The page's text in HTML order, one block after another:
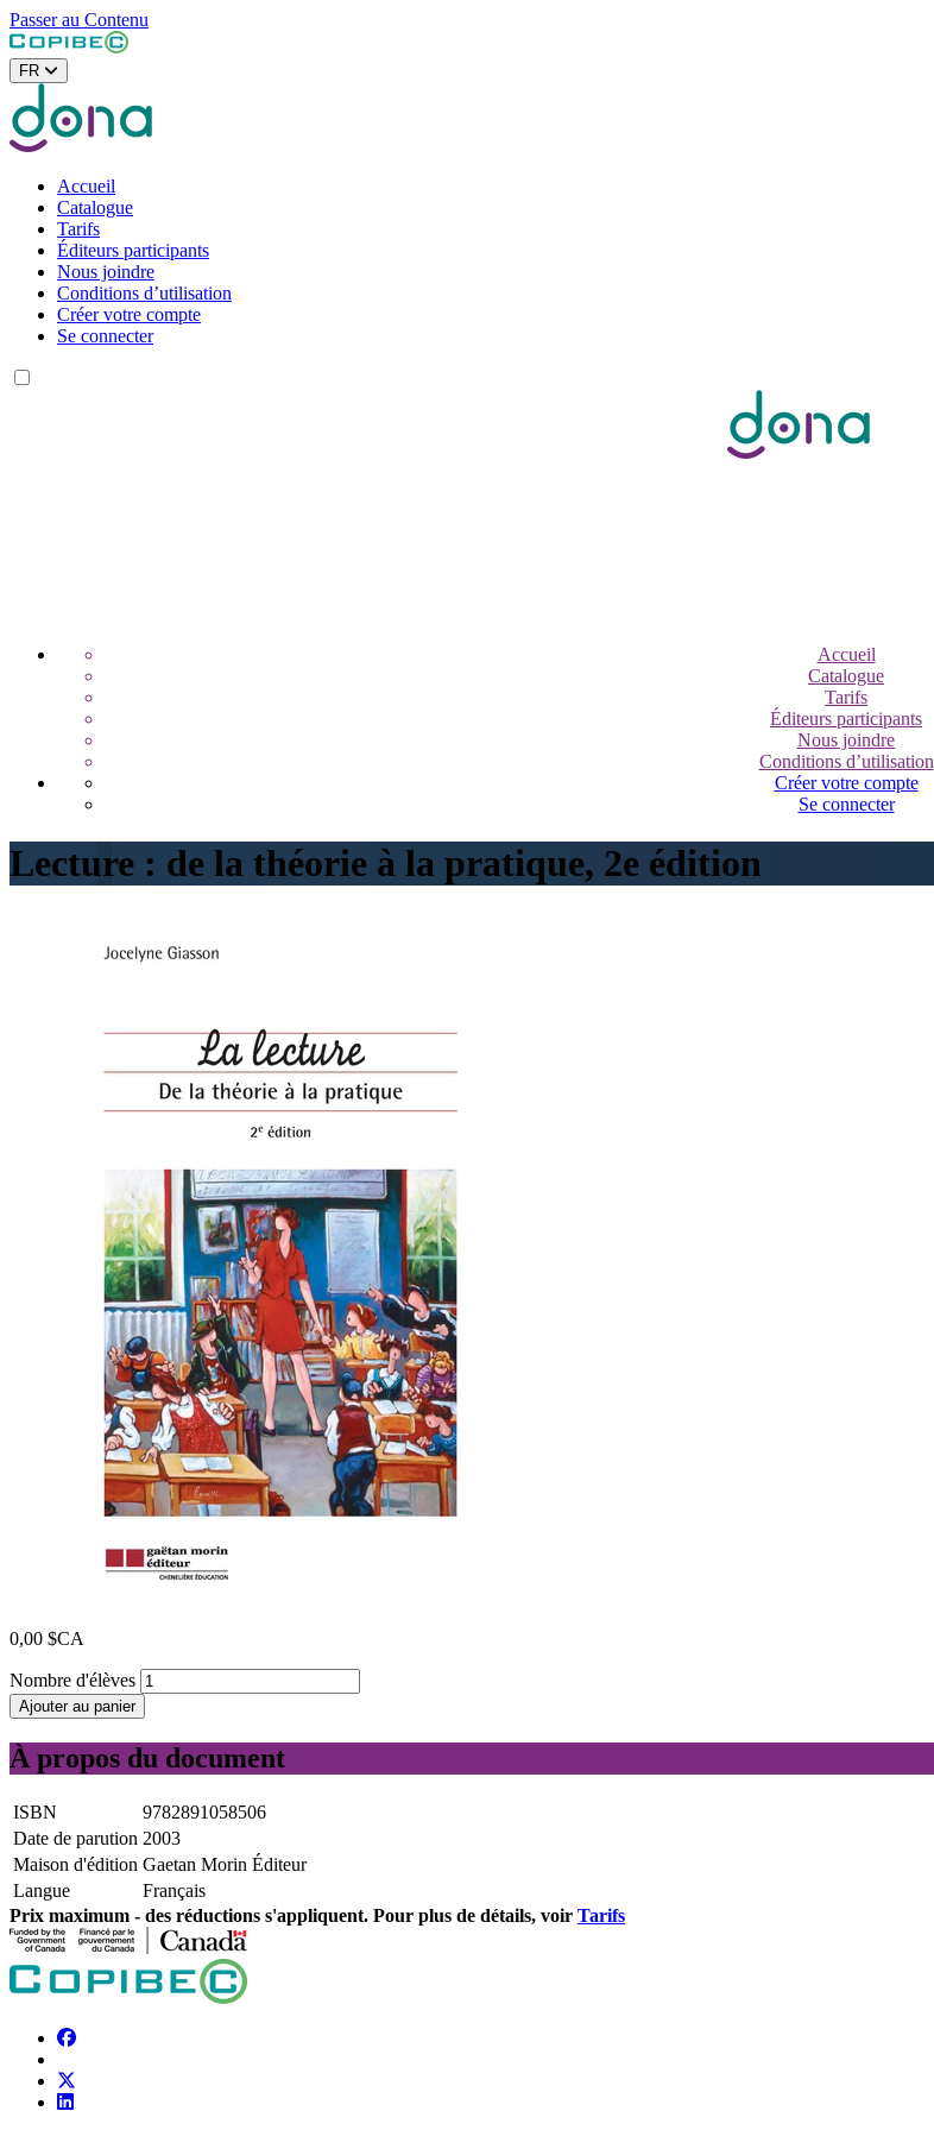
Passer au Contenu
FR
Accueil
Catalogue
Tarifs
Éditeurs participants
Nous joindre
Conditions d’utilisation
Créer votre compte
Se connecter
Accueil
Catalogue
Tarifs
Éditeurs participants
Nous joindre
Conditions d’utilisation
Créer votre compte
Se connecter
Lecture : de la théorie à la pratique, 2e édition
0,00 $CA
Nombre d'élèves
Ajouter au panier
À propos du document
ISBN
9782891058506
Date de parution 2003
Maison d'édition Gaetan Morin Éditeur
Langue
Français
Prix ​​maximum - des réductions s'appliquent. Pour plus de détails, voir Tarifs